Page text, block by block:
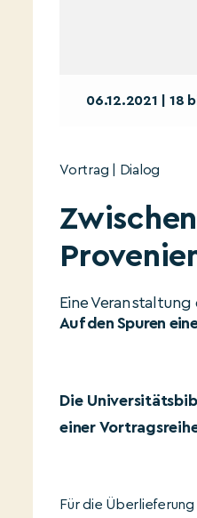
06.12.2021 | 18
Vortrag | Dialog
Eine Veranstaltung
Auf den Spuren
Die
einer
Für die